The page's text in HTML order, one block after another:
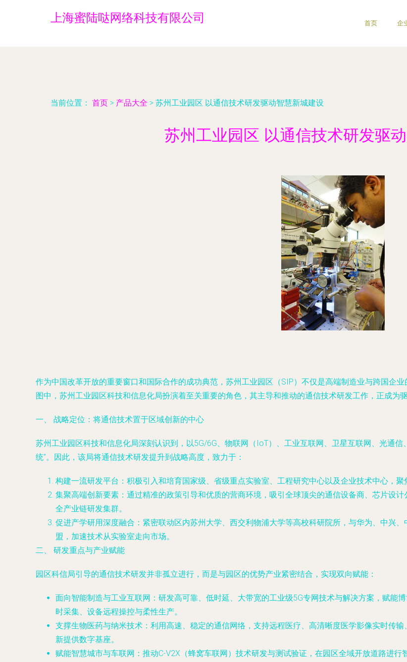
上海蜜陆哒网络科技有限公司 首页 企
当前位置： 首页 > 产品大全 > 苏州工业园区 以通信技术研发驱动智慧新城建设
苏州工业园区 以通信技术研发驱
作为中国改革开放的重要窗口和国际合作的成功典范，苏州工业园区（SIP）不仅是高端制造业与跨国企
图中，苏州工业园区科技和信息化局扮演着至关重要的角色，其主导和推动的通信技术研发工作，正成为
一、 战略定位：将通信技术置于区域创新的中心
苏州工业园区科技和信息化局深刻认识到，以5G/6G、物联网（IoT）、工业互联网、卫星互联网、光通
统”。因此，该局将通信技术研发提升到战略高度，致力于：
构建一流研发平台 ：积极引入和培育国家级、省级重点实验室、工程研究中心以及企业技术中心，
集聚高端创新要素 ：通过精准的政策引导和优质的营商环境，吸引全球顶尖的通信设备商、芯片设
全产业链研发集群。
促进产学研用深度融合 ：紧密联动区内苏州大学、西交利物浦大学等高校科研院所，与华为、中兴
盟，加速技术从实验室走向市场。
二、 研发重点与产业赋能
园区科信局引导的通信技术研发并非孤立进行，而是与园区的优势产业紧密结合，实现双向赋能：
面向智能制造与工业互联网 ：研发高可靠、低时延、大带宽的工业级5G专网技术与解决方案，赋
时采集、设备远程操控与柔性生产。
支撑生物医药与纳米技术 ：利用高速、稳定的通信网络，支持远程医疗、高清晰度医学影像实时传
新提供数字基座。
赋能智慧城市与车联网 ：推动C-V2X（蜂窝车联网）技术研发与测试验证，在园区全域开放道路进